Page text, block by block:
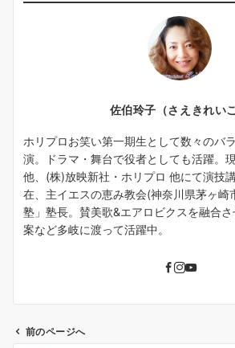
佐伯玲子（さえきれいこ
ホリプロお笑い第一期生として数々のバ
演。ドラマ・舞台で役者としても活躍。
他、(株)放映新社・ホリプロ 他にて演技
在、主イエスの恵み教会(神奈川県茅ヶ崎
塾」塾長。賛美歌&エアロビクスを融合
案など多岐に渡って活躍中。
前のページへ